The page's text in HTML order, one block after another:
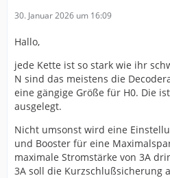
30. Januar 2026 um 16:09
Hallo,
jede Kette ist so stark wie ihr
N sind das meistens die
eine gängige Größe für H0. Die
ausgelegt.
Nicht umsonst wird eine
und Booster für eine
maximale Stromstärke von 3A
3A soll die Kurzschlußsicherung